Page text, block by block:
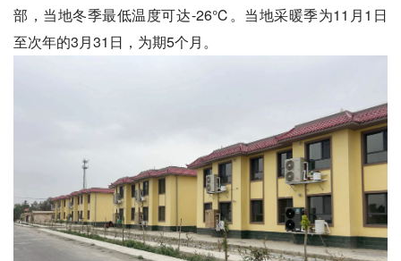
部，当地冬季最低温度可达-26℃。当地采暖季为11月1日
至次年的3月31日，为期5个月。